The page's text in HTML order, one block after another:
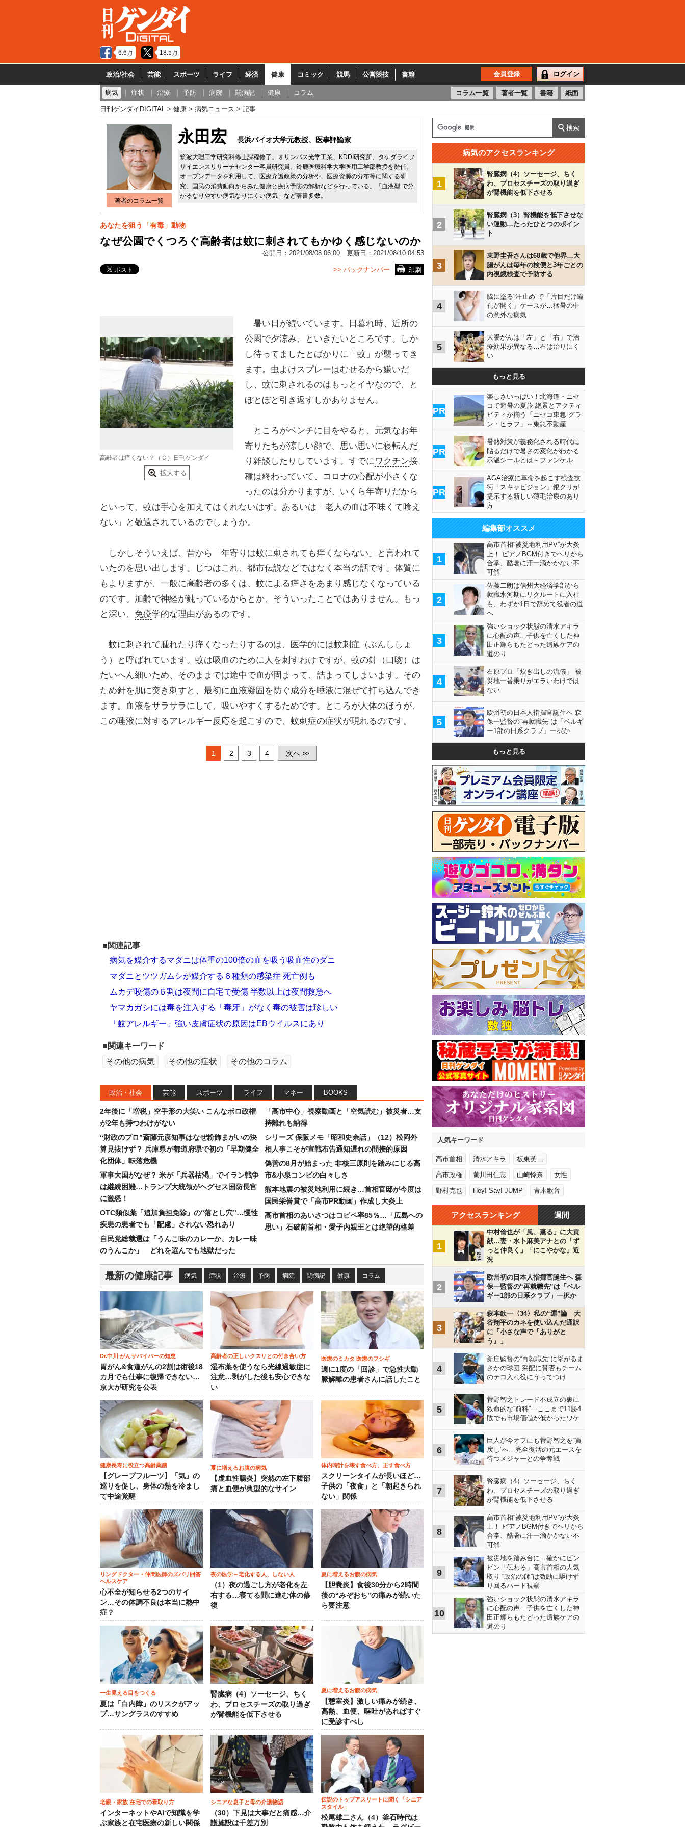
6.6万 18.5万
政治/社会 芸能 スポーツ ライフ 経済 健康 コミック 競馬 公営競技 書籍 会員登録 ログイン
病気 症状 治療 予防 病院 闘病記 健康 コラム コラム一覧 著者一覧 書籍 紙面
日刊ゲンダイDIGITAL 健康 病気ニュース 記事
著者のコラム一覧
永田宏 長浜バイオ大学元教授、医事評論家
筑波大理工学研究科修士課程修了。オリンパス光学工業、KDDI研究所、タケダライフ
サイエンスリサーチセンター客員研究員、鈴鹿医療科学大学医用工学部教授を歴任。
オープンデータを利用して、医療介護政策の分析や、医療資源の分布等に関する研
究、国民の消費動向からみた健康と疾病予防の解析などを行っている。「血液型 で分
かるなりやすい病気なりにくい病気」など著書多数。
あなたを狙う「有毒」動物
なぜ公園でくつろぐ高齢者は蚊に刺されてもかゆく感じないのか
公開日： 2021/08/08 06:00 更新日： 2021/08/10 04:53
印刷
>> バックナンバー
高齢者は痒くない？（Ｃ）日刊ゲンダイ
拡大する
暑い日が続いています。日暮れ時、近所の
公園で夕涼み、といきたいところです。しか
し待ってましたとばかりに「蚊」が襲ってき
ます。虫よけスプレーはむせるから嫌いだ
し、蚊に刺されるのはもっとイヤなので、と
ぼとぼと引き返すしかありません。
ところがベンチに目をやると、元気なお年
寄りたちが涼しい顔で、思い思いに寝転んだ
り雑談したりしています。すでにワクチン接
種は終わっていて、コロナの心配が小さくな
ったのは分かりますが、いくら年寄りだから
といって、蚊は手心を加えてはくれないはず。あるいは「老人の血は不味くて喰え
ない」と敬遠されているのでしょうか。
しかしそういえば、昔から「年寄りは蚊に刺されても痒くならない」と言われて
いたのを思い出します。じつはこれ、都市伝説などではなく本当の話です。体質に
もよりますが、一般に高齢者の多くは、蚊による痒さをあまり感じなくなっている
のです。加齢で神経が鈍っているからとか、そういったことではありません。もっ
と深い、 免疫学的な理由があるのです。
蚊に刺されて腫れたり痒くなったりするのは、医学的には蚊刺症（ぶんししょ
う）と呼ばれています。蚊は吸血のために人を刺すわけですが、蚊の針（口吻）は
たいへん細いため、そのままでは途中で血が固まって、詰まってしまいます。その
ため針を肌に突き刺すと、最初に血液凝固を防ぐ成分を唾液に混ぜて打ち込んでき
ます。血液をサラサラにして、吸いやすくするためです。ところが人体のほうが、
この唾液に対するアレルギー反応を起こすので、蚊刺症の症状が現れるのです。
1 2 3 4 次へ >>
■関連記事
病気を媒介するマダニは体重の100倍の血を吸う吸血性のダニ
マダニとツツガムシが媒介する６種類の感染症 死亡例も
ムカデ咬傷の６割は夜間に自宅で受傷 半数以上は夜間救急へ
ヤマカガシには毒を注入する「毒牙」がなく毒の被害は珍しい
「蚊アレルギー」強い皮膚症状の原因はEBウイルスにあり
■関連キーワード
その他の病気
その他の症状 その他のコラム
政治・社会 芸能 スポーツ ライフ マネー BOOKS
2年後に「増税」空手形の大笑い こんなボロ政権
が2年も持つわけがない
“財政のプロ”斎藤元彦知事はなぜ粉飾まがいの決
算見抜けず？ 兵庫県が都道府県で初の「早期健全
化団体」転落危機
軍事大国がなぜ？ 米が「兵器枯渇」でイラン戦争
は継続困難…トランプ大統領がヘグセス国防長官
に激怒！
OTC類似薬「追加負担免除」の“落とし穴”…慢性
疾患の患者でも「配慮」されない恐れあり
自民党総裁選は「うんこ味のカレーか、カレー味
のうんこか」 どれを選んでも地獄だった
「高市中心」視察動画と「空気読む」被災者…支
持離れも納得
シリーズ 保阪メモ「昭和史余話」（12）松岡外
相人事こそが宣戦布告通知遅れの間接的原因
偽善の8月が始まった 非核三原則を踏みにじる高
市&小泉コンビの白々しさ
熊本地震の被災地利用に続き…首相官邸が今度は
国民栄誉賞で「高市PR動画」作成し大炎上
高市首相のあいさつはコピペ率85％…「広島への
思い」石破前首相・愛子内親王とは絶望的格差
最新の健康記事 病気 症状 治療 予防 病院 闘病記 健康 コラム
Dr.中川 がんサバイバーの知恵
胃がん&食道がんの2割は術後18
カ月でも仕事に復帰できない…
京大が研究を公表
高齢者の正しいクスリとの付き合い方
湿布薬を使うなら光線過敏症に
注意…剥がした後も安心できな
い
医療のミカタ 医療のフシギ
週に1度の「回診」で急性大動
脈解離の患者さんに話したこと
健康長寿に役立つ高齢薬膳
【グレープフルーツ】「気」の
巡りを促し、身体の熱を冷まし
て中途覚醒
夏に増えるお腹の病気
【虚血性腸炎】突然の左下腹部
痛と血便が典型的なサイン
体内時計を壊す食べ方、正す食べ方
スクリーンタイムが長いほど…
子供の「夜食」と「朝起きられ
ない」関係
リングドクター・仲間医師のズバリ回答
ヘルスケア
心不全が知らせる2つのサイ
ン…その体調不良は本当に熱中
症？
夜の医学～老化する人、しない人
（1）夜の過ごし方が老化を左
右する…寝てる間に進む体の修
復
夏に増えるお腹の病気
【胆嚢炎】食後30分から2時間
後の“みぞおち”の痛みが続いた
ら要注意
一生見える目をつくる
夏は「白内障」のリスクがアッ
プ…サングラスのすすめ
腎臓病（4）ソーセージ、ちく
わ、プロセスチーズの取り過ぎ
が腎機能を低下させる
夏に増えるお腹の病気
【憩室炎】激しい痛みが続き、
高熱、血便、嘔吐があればすぐ
に受診すべし
老親・家族 在宅での看取り方
インターネットやAIで知識を学
ぶ家族と在宅医療の新しい関係
シニアな息子と母の介護物語
（30）下見は大事だと痛感…介
護施設は千差万別
伝説のトップアスリートに聞く「シニア
スタイル」
松尾雄二さん（4）釜石時代は
病気のアクセスランキング
1
腎臓病（4）ソーセージ、ちく
わ、プロセスチーズの取り過ぎ
が腎機能を低下させる
2
腎臓病（3）腎機能を低下させな
い運動…たったひとつのポイン
ト
3
東野圭吾さんは68歳で他界…大
腸がんは毎年の検便と3年ごとの
内視鏡検査で予防する
4
脇に塗る“汗止め”で「片目だけ瞳
孔が開く」ケースが…猛暑の中
の意外な病気
5
大腸がんは「左」と「右」で治
療効果が異なる…右は治りにく
い
もっと見る
PR
楽しさいっぱい！北海道・ニセ
コで避暑の夏旅 絶景とアクティ
ビティが揃う「ニセコ東急 グラ
ン・ヒラフ」～東急不動産
PR
暑熱対策が義務化される時代に
貼るだけで暑さの変化がわかる
示温シールとは～ファンケル
PR
AGA治療に革命を起こす検査技
術「スキャビジョン」銀クリが
提示する新しい薄毛治療のあり
方
編集部オススメ
1
高市首相“被災地利用PV”が大炎
上！ ピアノBGM付きでヘリから
合掌、酷暑に汗一滴かかない不
可解
2
佐藤二朗は信州大経済学部から
就職氷河期にリクルートに入社
も、わずか1日で辞めて役者の道
へ
3
強いショック状態の清水アキラ
に心配の声…子供を亡くした神
田正輝らもたどった遺族ケアの
道のり
4
石原プロ「炊き出しの流儀」 被
災地一番乗りがエラいわけでは
ない
5
欧州初の日本人指揮官誕生へ 森
保一監督の“再就職先”は「ベルギ
ー1部の日系クラブ」一択か
もっと見る
人気キーワード
高市首相 清水アキラ 板東英二
高市政権 黄川田仁志 山崎怜奈 女性
野村克也 Hey! Say! JUMP 青木歌音
アクセスランキング 週間
1
中村倫也が「風、薫る」に大貢
献…妻・水卜麻美アナとの「ず
っと仲良く」「にこやかな」近
況
2
欧州初の日本人指揮官誕生へ 森
保一監督の“再就職先”は「ベル
ギー1部の日系クラブ」一択か
3
萩本欽一〈34〉私の“運”論 大
谷翔平のカネを使い込んだ通訳
に「小さな声で『ありがと
う』」
4
新庄監督の“再就職先”に挙がるま
さかの球団 采配に賛否もチーム
のテコ入れ役にうってつけ
5
菅野智之トレード不成立の裏に
致命的な“前科”…ここまで11勝4
敗でも市場価値が低かったワケ
6
巨人が今オフにも菅野智之を“買
戻し”へ…完全復活の元エースを
待つメジャーとの争奪戦
7
腎臓病（4）ソーセージ、ちく
わ、プロセスチーズの取り過ぎ
が腎機能を低下させる
8
高市首相“被災地利用PV”が大炎
上！ ピアノBGM付きでヘリから
合掌、酷暑に汗一滴かかない不
可解
9
被災地を踏み台に…確かにビン
ビン「伝わる」高市首相の人気
取り “政治の師”は激励に駆けず
り回るハード視察
10
強いショック状態の清水アキラ
に心配の声…子供を亡くした神
田正輝らもたどった遺族ケアの
道のり